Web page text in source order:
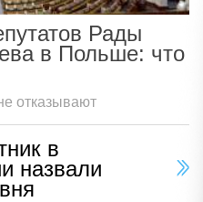
Рады
в Польше: что
отказывают
в
назвали